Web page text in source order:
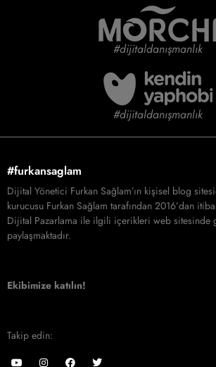
#dijitaldanışmanlık
#dijitaldanışmanlık
#furkansaglam
Dijital Yönetici Furkan Sağlam’ın kişisel blog
kurucusu Furkan Sağlam tarafından 2016’dan
Dijital Pazarlama ile ilgili içerikleri web sitesinde
paylaşmaktadır.
Ekibimize katılın!
Takip edin: